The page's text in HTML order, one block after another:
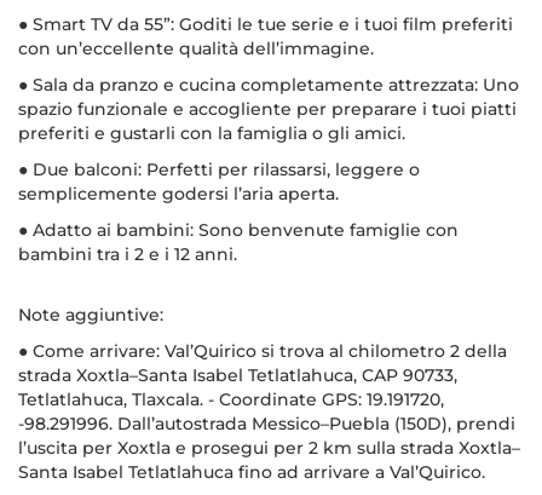
● Smart TV da 55”: Goditi le tue serie e i tuoi film preferiti
con un’eccellente qualità dell’immagine.
● Sala da pranzo e cucina completamente attrezzata: Uno
spazio funzionale e accogliente per preparare i tuoi piatti
preferiti e gustarli con la famiglia o gli amici.
● Due balconi: Perfetti per rilassarsi, leggere o
semplicemente godersi l’aria aperta.
● Adatto ai bambini: Sono benvenute famiglie con
bambini tra i 2 e i 12 anni.
Note aggiuntive:
● Come arrivare: Val’Quirico si trova al chilometro 2 della
strada Xoxtla–Santa Isabel Tetlatlahuca, CAP 90733,
Tetlatlahuca, Tlaxcala. - Coordinate GPS: 19.191720,
-98.291996. Dall’autostrada Messico–Puebla (150D), prendi
l’uscita per Xoxtla e prosegui per 2 km sulla strada Xoxtla–
Santa Isabel Tetlatlahuca fino ad arrivare a Val’Quirico.